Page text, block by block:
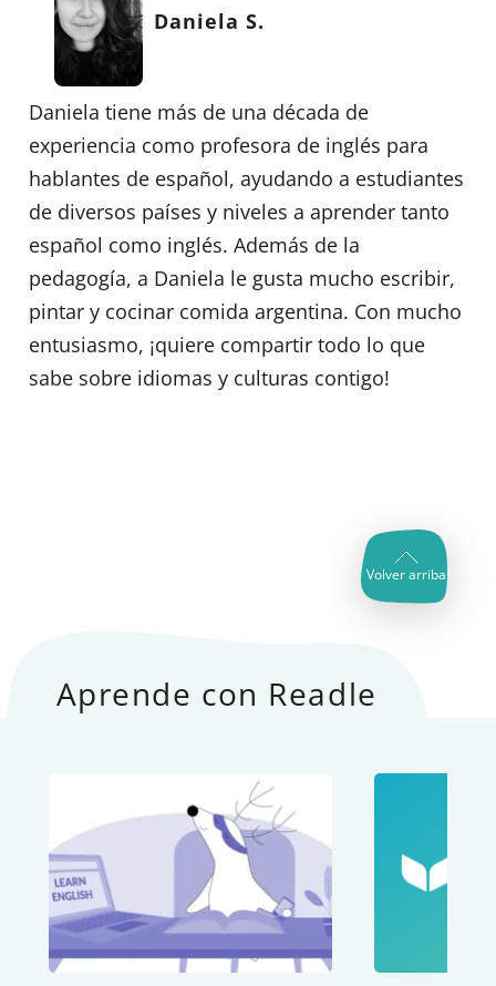
Daniela S.
Daniela tiene más de una década de
experiencia como profesora de inglés para
hablantes de español, ayudando a estudiantes
de diversos países y niveles a aprender tanto
español como inglés. Además de la
pedagogía, a Daniela le gusta mucho escribir,
pintar y cocinar comida argentina. Con mucho
entusiasmo, ¡quiere compartir todo lo que
sabe sobre idiomas y culturas contigo!
Volver arriba
Aprende con Readle